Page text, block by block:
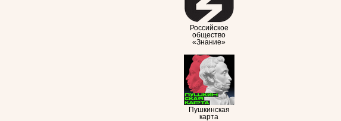
Российское
общество
«Знание»
Пушкинская
карта